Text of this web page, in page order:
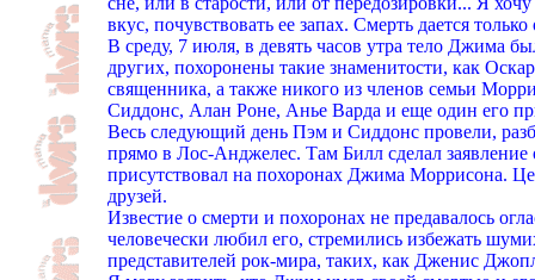
вкус, почувствовать ее запах. Смерть дается
В среду, 7 июля, в девять часов утра тело Джима
других, похоронены такие знаменитости, как
священника, а также никого из членов семьи
Сиддонс, Алан Роне, Анье Варда и еще один его
Весь следующий день Пэм и Сиддонс провели,
прямо в Лос-Анджелес. Там Билл сделал
присутствовал на похоронах Джима Моррисона.
друзей.
Известие о смерти и похоронах не предавалось
человечески любил его, стремились избежать
представителей рок-мира, таких, как Дженис